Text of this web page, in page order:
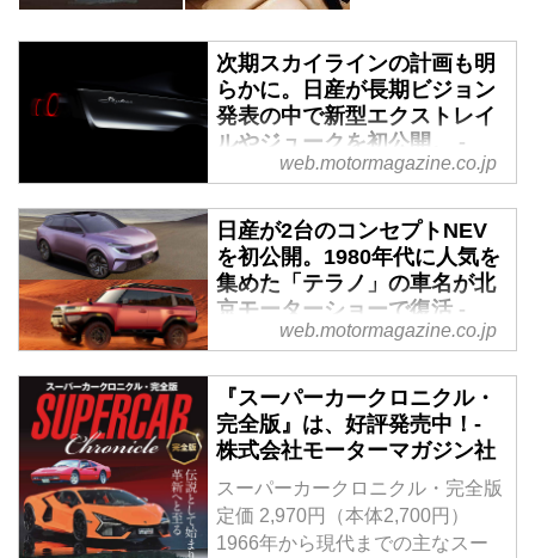
次期スカイラインの計画も明
らかに。日産が長期ビジョン
発表の中で新型エクストレイ
ルやジュークを初公開。 -
Webモーターマガジン
2026年4月14日、日産自動車（以
下、日産）は「モビリティの知能
化で、毎日を新たな体験に」とい
う長期ビジョンを発表し、次世代
技術や事業モデルなどとともに、
今後市場に投入予定の新型「エク
ストレイル／ローグ e-POWER」
や「ジュークEV」などを初公開
した。
web.motormagazine.co.jp
日産が2台のコンセプトNEV
を初公開。1980年代に人気を
集めた「テラノ」の車名が北
京モーターショーで復活 -
Webモーターマガジン
2026年4月24日、日産自動車（以
下、日産）は北京モーターショー
2026において、新エネルギー車
（NEV）でプラグインハイブリッ
ド（PHEV）の新型コンセプト
SUV、「アーバンSUV PHEVコ
ンセプト」と「テラノPHEVコン
web.motormagazine.co.jp
『スーパーカークロニクル・
完全版』は、好評発売中！-
株式会社モーターマガジン社
スーパーカークロニクル・完全版
定価 2,970円（本体2,700円）
1966年から現代までの主なスー